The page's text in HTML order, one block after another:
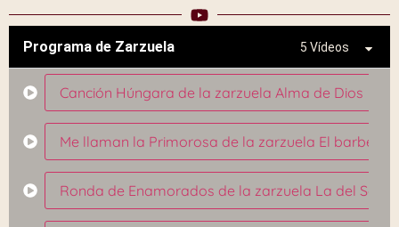
Programa de Zarzuela 5 Vídeos
Canción Húngara de la zarzuela Alma de Dios
Me llaman la Primorosa de la zarzuela El barbero
Ronda de Enamorados de la zarzuela La del Soto